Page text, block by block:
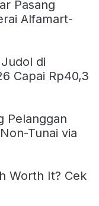
Pasang
Alfamart-
di
Capai Rp40,3
Pelanggan
Tunai via
Worth It? Cek